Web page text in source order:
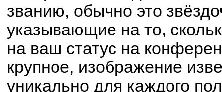
званию, обычно это
указывающие на то,
на ваш статус на
крупное, изображение
уникально для каждого